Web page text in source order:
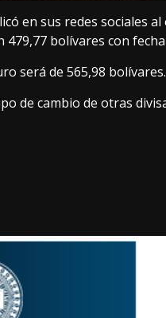
en sus redes sociales
bolívares con
será de 565,98 bolívares.
de cambio de otras